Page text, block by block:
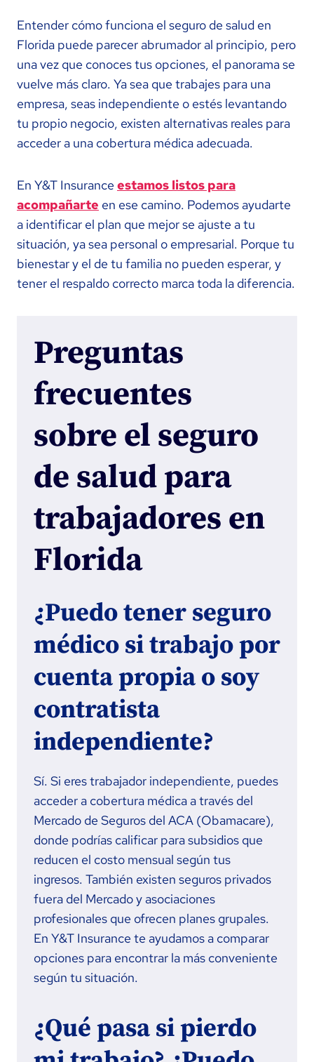
Entender cómo funciona el seguro de salud en
Florida puede parecer abrumador al principio, pero
una vez que conoces tus opciones, el panorama se
vuelve más claro. Ya sea que trabajes para una
empresa, seas independiente o estés levantando
tu propio negocio, existen alternativas reales para
acceder a una cobertura médica adecuada.
En Y&T Insuranceestamos listos para
acompañarte en ese camino. Podemos ayudarte
a identificar el plan que mejor se ajuste a tu
situación, ya sea personal o empresarial. Porque tu
bienestar y el de tu familia no pueden esperar, y
tener el respaldo correcto marca toda la diferencia.
Preguntas
frecuentes
sobre el seguro
de salud para
trabajadores en
Florida
¿Puedo tener seguro
médico si trabajo por
cuenta propia o soy
contratista
independiente?
Sí. Si eres trabajador independiente, puedes
acceder a cobertura médica a través del
Mercado de Seguros del ACA (Obamacare),
donde podrías calificar para subsidios que
reducen el costo mensual según tus
ingresos. También existen seguros privados
fuera del Mercado y asociaciones
profesionales que ofrecen planes grupales.
En Y&T Insurance te ayudamos a comparar
opciones para encontrar la más conveniente
según tu situación.
¿Qué pasa si pierdo